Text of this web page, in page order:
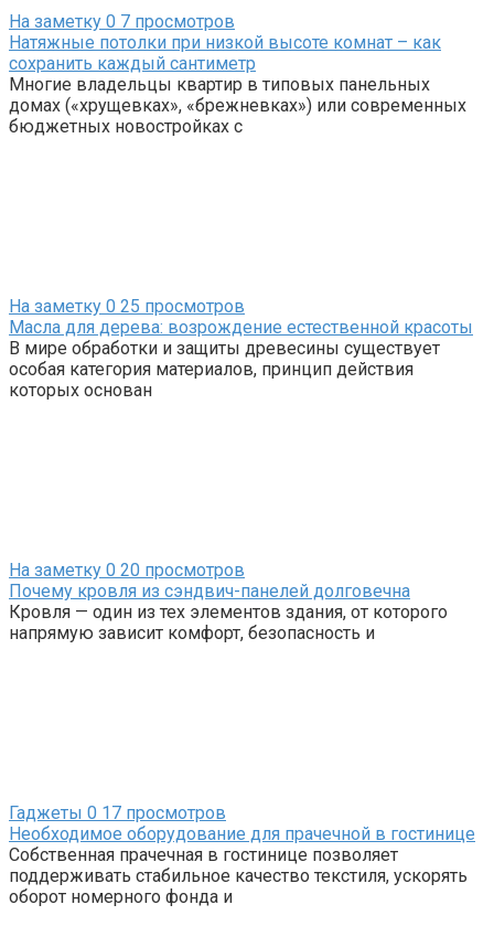
На заметку 0 7 просмотров
Натяжные потолки при низкой высоте комнат – как
сохранить каждый сантиметр
Многие владельцы квартир в типовых панельных
домах («хрущевках», «брежневках») или современных
бюджетных новостройках с
На заметку 0 25 просмотров
Масла для дерева: возрождение естественной красоты
В мире обработки и защиты древесины существует
особая категория материалов, принцип действия
которых основан
На заметку 0 20 просмотров
Почему кровля из сэндвич-панелей долговечна
Кровля — один из тех элементов здания, от которого
напрямую зависит комфорт, безопасность и
Гаджеты 0 17 просмотров
Необходимое оборудование для прачечной в гостинице
Собственная прачечная в гостинице позволяет
поддерживать стабильное качество текстиля, ускорять
оборот номерного фонда и